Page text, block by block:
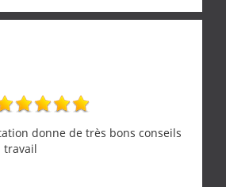
donne de très bons conseils
travail